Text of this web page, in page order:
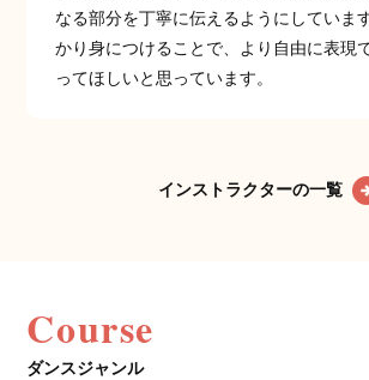
なる部分を丁寧に伝えるようにしていま
かり身につけることで、より自由に表現
ってほしいと思っています。
インストラクターの一覧
Course
ダンスジャンル